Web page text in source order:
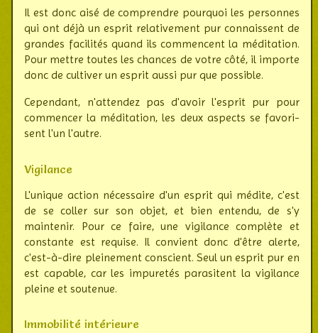
Il est donc aisé de comprendre pourquoi les personnes
qui ont déjà un esprit rela­ti­vement pur connais­sent de
grandes faci­lités quand ils commen­cent la médi­tation.
Pour mettre toutes les chances de votre côté, il importe
donc de cul­tiver un esprit aussi pur que possible.
Cependant, n'attendez pas d'avoir l'esprit pur pour
commen­cer la médi­tation, les deux aspects se favo­ri­
sent l'un l'autre.
Vigilance
L'unique action nécessaire d'un esprit qui médite, c'est
de se coller sur son objet, et bien entendu, de s'y
maintenir. Pour ce faire, une vigi­lance com­plète et
cons­tante est requise. Il convient donc d'être alerte,
c'est-à-dire plei­ne­ment cons­cient. Seul un esprit pur en
est capable, car les impu­retés para­sitent la vigi­lance
pleine et sou­tenue.
Immobilité intérieure